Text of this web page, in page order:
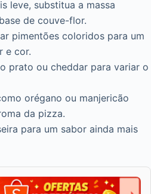
leve, substitua a massa
de couve-flor.
pimentões coloridos para um
e cor.
prato ou cheddar para variar o
orégano ou manjericão
da pizza.
para um sabor ainda mais